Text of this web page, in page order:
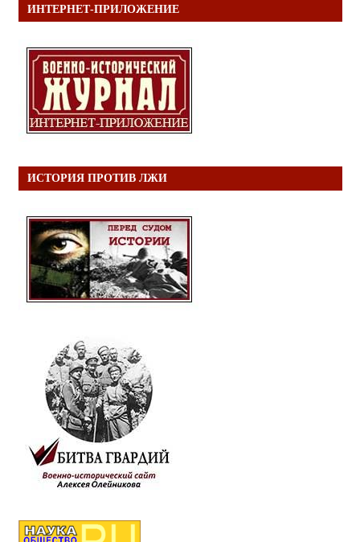
ИНТЕРНЕТ-ПРИЛОЖЕНИЕ
ИСТОРИЯ ПРОТИВ ЛЖИ